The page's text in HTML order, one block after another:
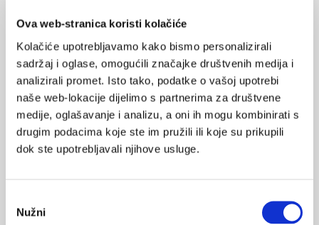
Ova web-stranica koristi kolačiće
Kolačiće upotrebljavamo kako bismo personalizirali
sadržaj i oglase, omogućili značajke društvenih medija i
analizirali promet. Isto tako, podatke o vašoj upotrebi
naše web-lokacije dijelimo s partnerima za društvene
medije, oglašavanje i analizu, a oni ih mogu kombinirati s
drugim podacima koje ste im pružili ili koje su prikupili
dok ste upotrebljavali njihove usluge.
pristanka
Nužni
pandemija potres
psihologija
POVRATAK
NA VRH
VEZANI SADRŽAJ
Pokreni promjenu